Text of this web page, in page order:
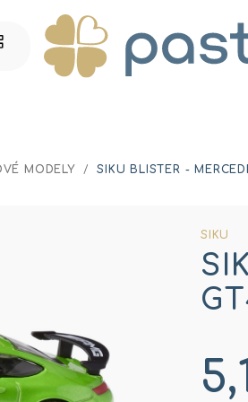
MODELY / SIKU BLISTER -
SIKU